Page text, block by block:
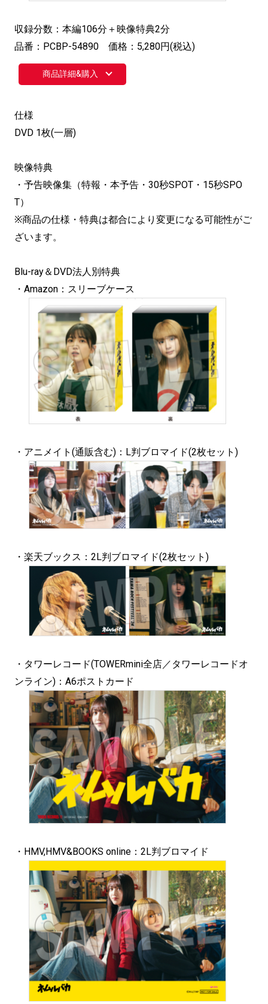
収録分数：本編106分＋映像特典2分
品番：PCBP-54890 価格：5,280円(税込)
商品詳細&購入
仕様
DVD 1枚(一層)
映像特典
・予告映像集（特報・本予告・30秒SPOT・15秒SPO
T）
※商品の仕様・特典は都合により変更になる可能性がご
ざいます。
Blu-ray＆DVD法人別特典
・Amazon：スリーブケース
・アニメイト(通販含む)：L判ブロマイド(2枚セット)
・楽天ブックス：2L判ブロマイド(2枚セット)
・タワーレコード(TOWERmini全店／タワーレコードオ
ンライン)：A6ポストカード
・HMV,HMV&BOOKS online：2L判ブロマイド